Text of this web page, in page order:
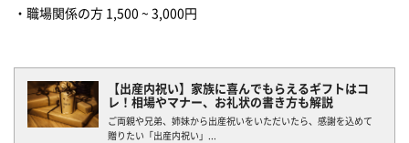
【出産内祝い】家族に喜んでもらえるギフトはコ
レ！相場やマナー、お礼状の書き方も解説
ご両親や兄弟、姉妹から出産祝いをいただいたら、感謝を込めて
贈りたい「出産内祝い」...